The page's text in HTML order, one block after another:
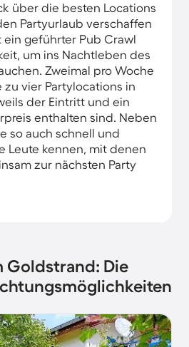
über die besten Locations
Partyurlaub verschaffen
ein geführter Pub Crawl
um ins Nachtleben des
Zweimal pro Woche
vier Partylocations in
der Eintritt und ein
enthalten sind. Neben
so auch schnell und
Leute kennen, mit denen
zur nächsten Party
Goldstrand: Die